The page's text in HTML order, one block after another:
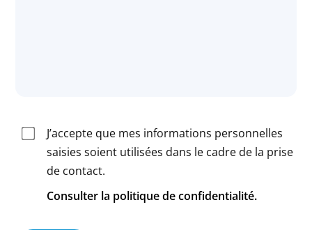
J’accepte que mes informations personnelles
saisies soient utilisées dans le cadre de la prise
de contact.
Consulter la politique de confidentialité.